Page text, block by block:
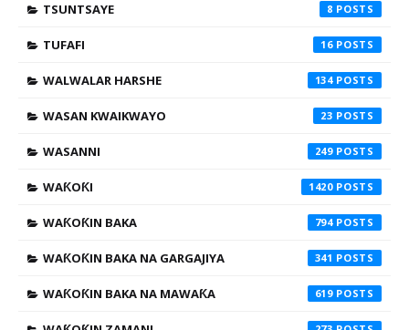
TSUNTSAYE 8
TUFAFI 16
WALWALAR HARSHE 134
WASAN KWAIKWAYO 23
WASANNI 249
WAƘOƘI 1420
WAƘOƘIN BAKA 794
WAƘOƘIN BAKA NA GARGAJIYA 341
WAƘOƘIN BAKA NA MAWAƘA 619